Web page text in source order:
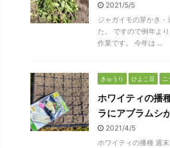
2021/5/5
ジャガイモの芽かき
た。 ですので例年よ
作業です。 今年は ...
きゅうり ひよこ豆 ニ
ホワイティの播
ラにアブラムシ
2021/4/5
ホワイティの播種 週